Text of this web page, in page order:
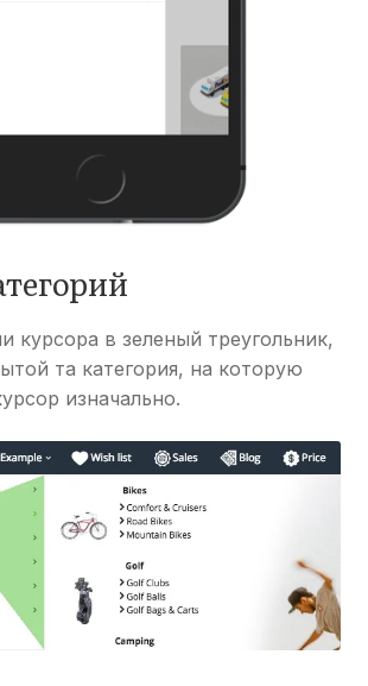
курсора в зеленый треугольник,
та категория, на которую
изначально.